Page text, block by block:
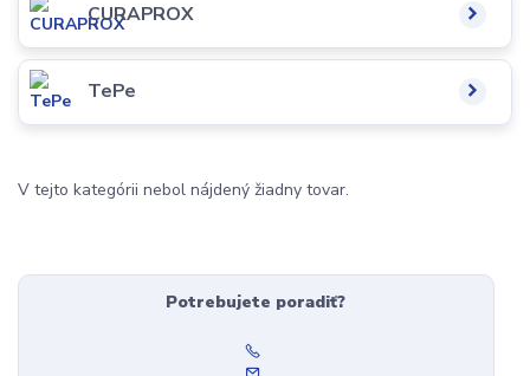
CURAPROX
TePe
V tejto kategórii nebol nájdený žiadny tovar.
Potrebujete poradiť?